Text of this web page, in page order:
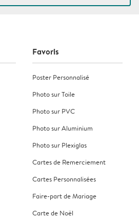
Favoris
Poster Personnalisé
Photo sur Toile
Photo sur PVC
Photo sur Aluminium
Photo sur Plexiglas
Cartes de Remerciement
Cartes Personnalisées
Faire-part de Mariage
Carte de Noël